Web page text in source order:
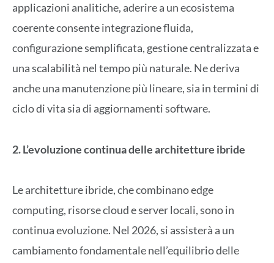
applicazioni analitiche, aderire a un ecosistema
coerente consente integrazione fluida,
configurazione semplificata, gestione centralizzata e
una scalabilità nel tempo più naturale. Ne deriva
anche una manutenzione più lineare, sia in termini di
ciclo di vita sia di aggiornamenti software.
2. L’evoluzione continua delle architetture ibride
Le architetture ibride, che combinano edge
computing, risorse cloud e server locali, sono in
continua evoluzione. Nel 2026, si assisterà a un
cambiamento fondamentale nell’equilibrio delle